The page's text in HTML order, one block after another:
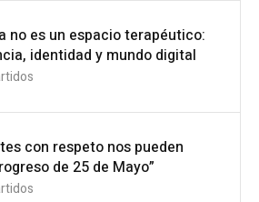
no es un espacio terapéutico:
identidad y mundo digital
con respeto nos pueden
de 25 de Mayo”